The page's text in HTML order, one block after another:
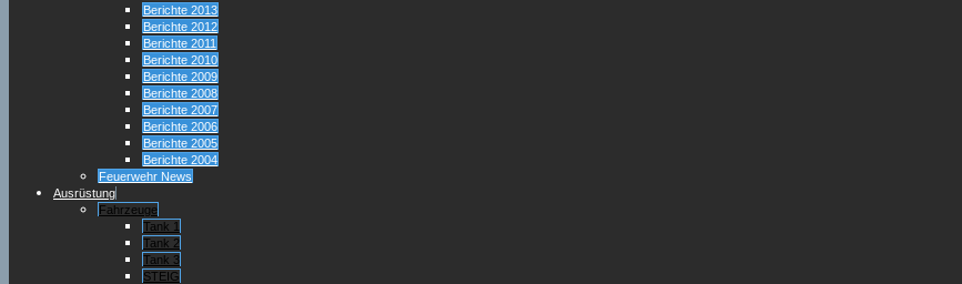
Berichte 2013
Berichte 2012
Berichte 2011
Berichte 2010
Berichte 2009
Berichte 2008
Berichte 2007
Berichte 2006
Berichte 2005
Berichte 2004
Feuerwehr News
Ausrüstung
Fahrzeuge
Tank 1
Tank 2
Tank 3
STEIG